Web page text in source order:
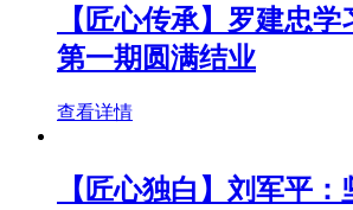
【匠心传承】罗建忠
第一期圆满结业
查看详情
【匠心独白】刘军平